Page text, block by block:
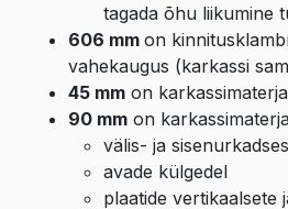
tagada õhu liikumine
606 mm on
vahekaugus (karkassi
45 mm on
90 mm on
välis- ja sisenurkadses
avade külgedel
plaatide vertikaalsete